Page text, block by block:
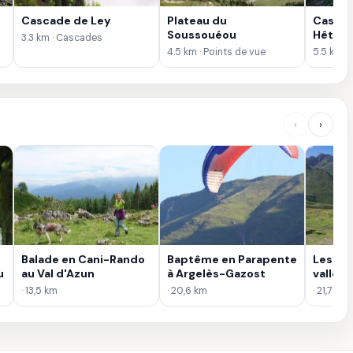
Cascade de Ley
3.3 km · Cascades
Plateau du
Soussouéou
4.5 km · Points de vue
Hêtre
5.5 km ·
‹ ›
Balade en Cani-Rando
au Val d'Azun
· 13,5 km
Baptême en Parapente
à Argelès-Gazost
· 20,6 km
Les
vallées
· 21,7 km